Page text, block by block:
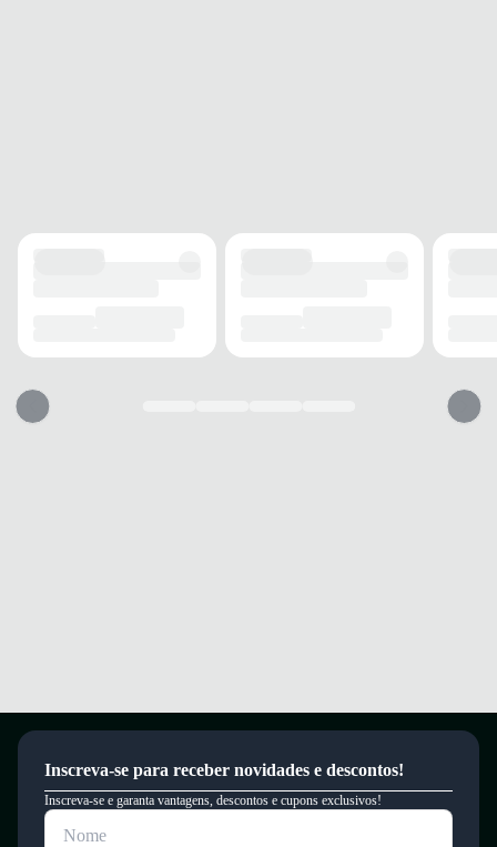
Inscreva-se para receber novidades e descontos!
Inscreva-se e garanta vantagens, descontos e cupons exclusivos!